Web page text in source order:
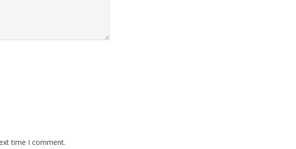
time I comment.